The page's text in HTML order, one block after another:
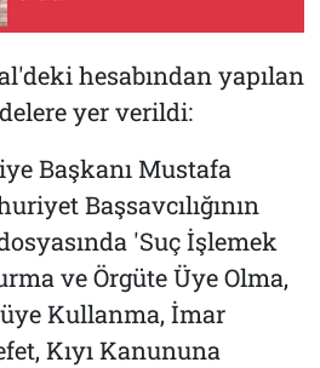
hesabından yapılan
yer verildi:
Başkanı Mustafa
Başsavcılığının
'Suç İşlemek
ve Örgüte Üye Olma,
Kullanma, İmar
Kıyı Kanununa